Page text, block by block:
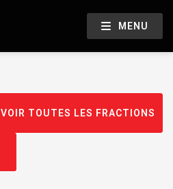
MENU
VOIR TOUTES LES FRACTIONS